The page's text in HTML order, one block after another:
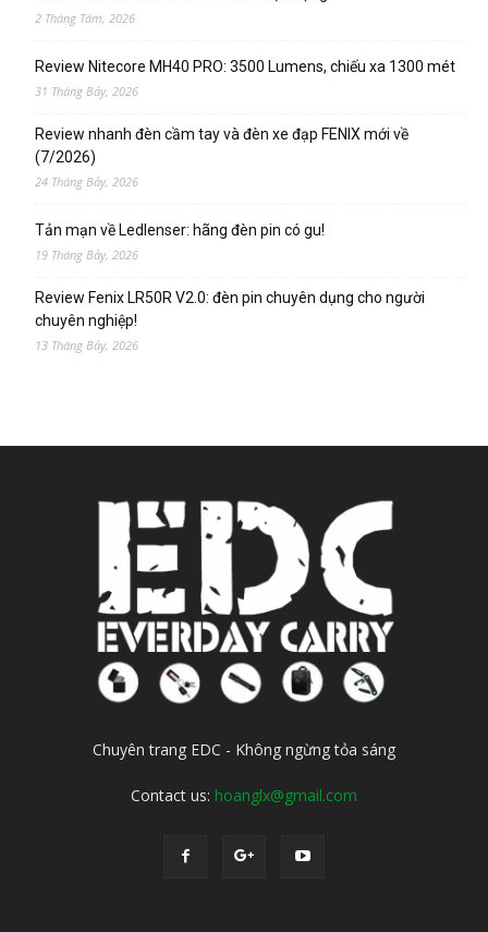
2 Tháng Tám, 2026
Review Nitecore MH40 PRO: 3500 Lumens, chiếu xa 1300 mét
31 Tháng Bảy, 2026
Review nhanh đèn cầm tay và đèn xe đạp FENIX mới về
(7/2026)
24 Tháng Bảy, 2026
Tản mạn về Ledlenser: hãng đèn pin có gu!
19 Tháng Bảy, 2026
Review Fenix LR50R V2.0: đèn pin chuyên dụng cho người
chuyên nghiệp!
13 Tháng Bảy, 2026
Chuyên trang EDC - Không ngừng tỏa sáng
Contact us: hoanglx@gmail.com